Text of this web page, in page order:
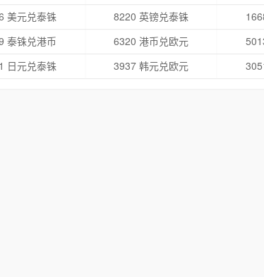
美元兑泰铢 8220 英镑兑泰铢
泰铢兑港币 6320 港币兑欧元
日元兑泰铢 3937 韩元兑欧元